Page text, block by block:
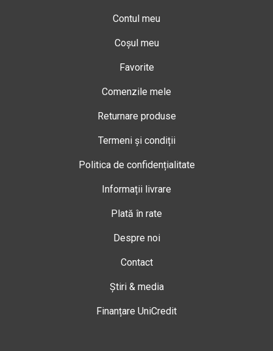
Contul meu
Coșul meu
Favorite
Comenzile mele
Returnare produse
Termeni și condiții
Politica de confidențialitate
Informații livrare
Plată în rate
Despre noi
Contact
Știri & media
Finanțare UniCredit